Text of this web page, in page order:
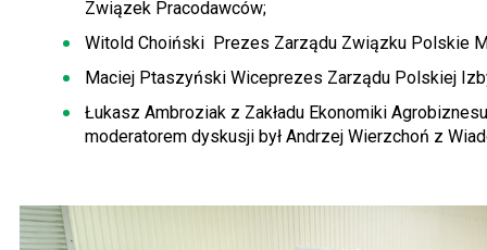
Związek Pracodawców;
Witold Choiński Prezes Zarządu Związku Polskie
Maciej Ptaszyński Wiceprezes Zarządu Polskiej
Łukasz Ambroziak z Zakładu Ekonomiki
moderatorem dyskusji był Andrzej Wierzchoń z